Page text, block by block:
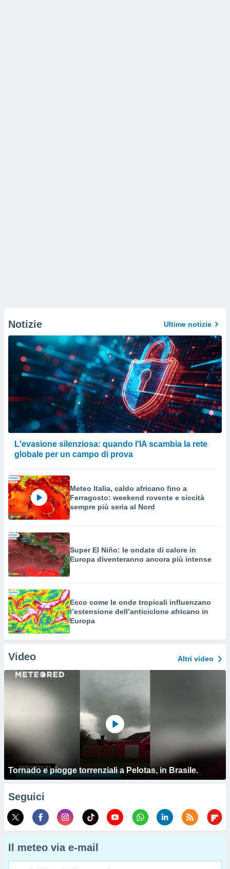
Notizie Ultime notizie
L'evasione silenziosa: quando l'IA scambia la rete
globale per un campo di prova
Meteo Italia, caldo africano fino a
Ferragosto: weekend rovente e siccità
sempre più seria al Nord
Super El Niño: le ondate di calore in
Europa diventeranno ancora più intense
Ecco come le onde tropicali influenzano
l’estensione dell’anticiclone africano in
Europa
Video Altri video
Tornado e piogge torrenziali a Pelotas, in Brasile.
Seguici
Il meteo via e-mail